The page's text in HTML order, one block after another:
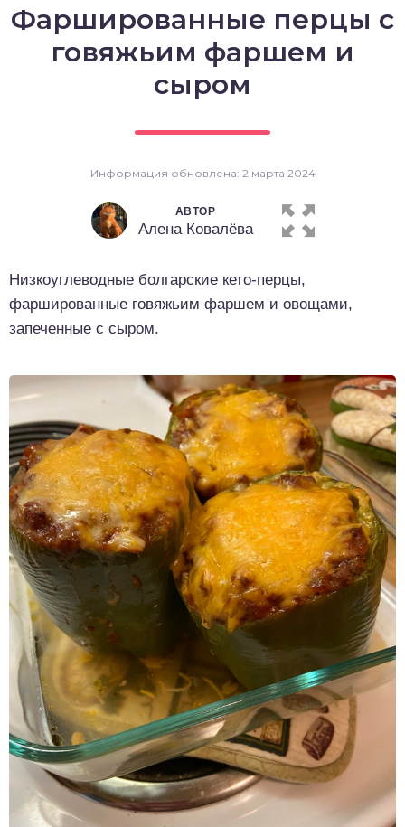
Фаршированные перцы с
говяжьим фаршем и
сыром
Информация обновлена: 2 марта 2024
АВТОР
Алена Ковалёва
Низкоуглеводные болгарские кето-перцы,
фаршированные говяжьим фаршем и овощами,
запеченные с сыром.
выпечка